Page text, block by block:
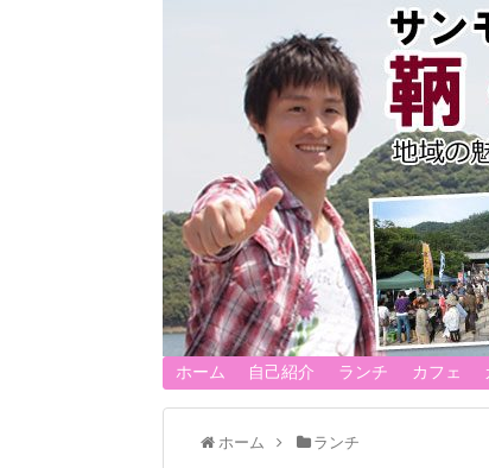
ホーム 自己紹介 ランチ カフェ
ホーム ランチ